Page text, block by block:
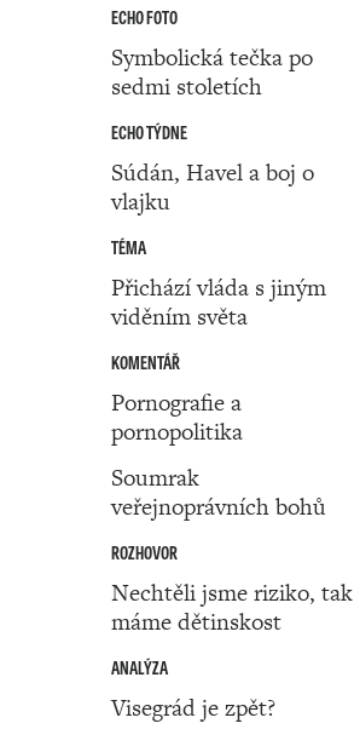
ECHO FOTO
Symbolická tečka po
sedmi stoletích
ECHO TÝDNE
Súdán, Havel a boj o
vlajku
TÉMA
Přichází vláda s jiným
viděním světa
KOMENTÁŘ
Pornografie a
pornopolitika
Soumrak
veřejnoprávních bohů
ROZHOVOR
Nechtěli jsme riziko, tak
máme dětinskost
ANALÝZA
Visegrád je zpět?